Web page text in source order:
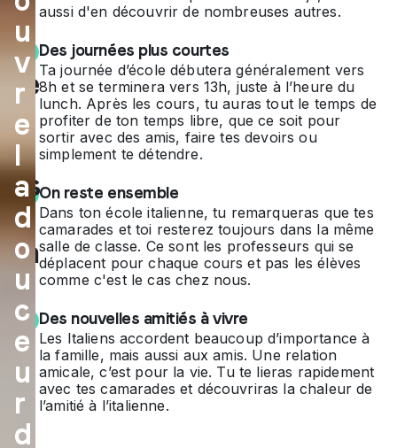
co
m
me
tu
ne
l'as
ja
ma
is
vu
e :
toi
u
v
r
e
l
a
d
o
u
c
e
u
r
d
aussi d'en découvrir de nombreuses autres.
Des journées plus courtes
Ta journée d’école débutera généralement vers
8h et se terminera vers 13h, juste à l’heure du
lunch. Après les cours, tu auras tout le temps de
profiter de ton temps libre, que ce soit pour
sortir avec des amis, faire tes devoirs ou
simplement te détendre.
On reste ensemble
Dans ton école italienne, tu remarqueras que tes
camarades et toi resterez toujours dans la même
salle de classe. Ce sont les professeurs qui se
déplacent pour chaque cours et pas les élèves
comme c'est le cas chez nous.
Des nouvelles amitiés à vivre
Les Italiens accordent beaucoup d’importance à
la famille, mais aussi aux amis. Une relation
amicale, c’est pour la vie. Tu te lieras rapidement
avec tes camarades et découvriras la chaleur de
l’amitié à l’italienne.